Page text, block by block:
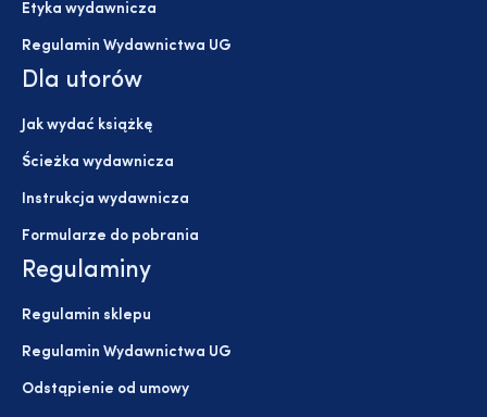
Etyka wydawnicza
Regulamin Wydawnictwa UG
Dla utorów
Jak wydać książkę
Ścieżka wydawnicza
Instrukcja wydawnicza
Formularze do pobrania
Regulaminy
Regulamin sklepu
Regulamin Wydawnictwa UG
Odstąpienie od umowy